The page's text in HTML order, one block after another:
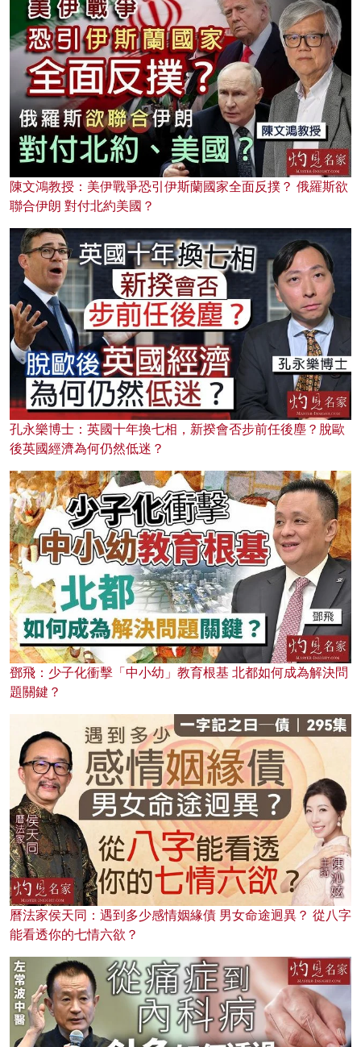
陳文鴻教授：美伊戰爭恐引伊斯蘭國家全面反撲？ 俄羅斯欲
聯合伊朗 對付北約美國？
孔永樂博士：英國十年換七相，新揆會否步前任後塵？脫歐
後英國經濟為何仍然低迷？
鄧飛：少子化衝擊「中小幼」教育根基 北都如何成為解決問
題關鍵？
曆法家侯天同：遇到多少感情姻緣債 男女命途迥異？ 從八字
能看透你的七情六欲？